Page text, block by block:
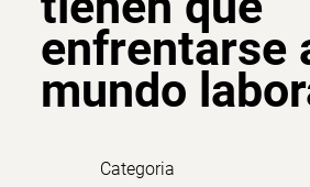
enfrentarse
mundo